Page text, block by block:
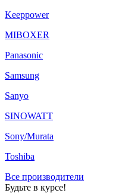
Keeppower
MIBOXER
Panasonic
Samsung
Sanyo
SINOWATT
Sony/Murata
Toshiba
Все производители
Будьте в курсе!